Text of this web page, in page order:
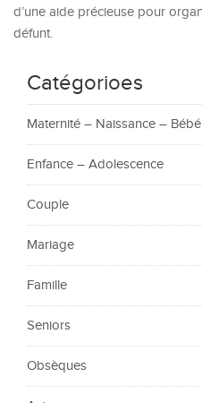
d’une aide précieuse pour
défunt.
Catégorioes
Maternité – Naissance – Bébé
Enfance – Adolescence
Couple
Mariage
Famille
Seniors
Obsèques